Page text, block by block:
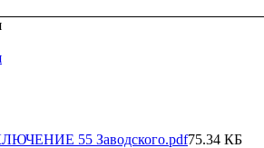
55 Заводского.pdf75.34 КБ